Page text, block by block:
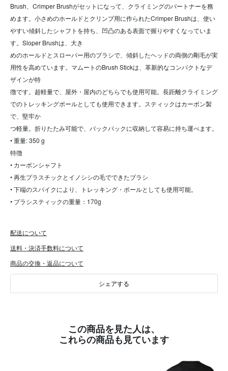
Brush、Crimper Brushがセットになって、クライミングのパートナーを務
めます。小さめのホールドとクリンプ用に作られたCrimper Brushは、使い
やすい傾斜したシャフトを持ち、凹凸のある表面で握りやすくなっていま
す。Sloper Brushは、大き
めのホールドとスローパー用のブラシで、傾斜したヘッドの両側の剛毛が実
用性を高めています。マムートのBrush Stickは、革新的なコンパクトなデ
ザインが特
徴です。超軽量で、屋外・屋内のどちらでも使用可能。長距離クライミング
でのトレッキングポールとしても使用できます。スティックはカーボン製
で、堅牢か
つ軽量。折りたたみ可能で、バックパックに収納して容易に持ち運べます。
• 重量: 350 g
特徴
• カーボンシャフト
• 再生プラスチックとイノシシの毛でできたブラシ
• 下端のスパイクにより、トレッキング・ポールとしても使用可能。
• ブラシスティックの重量：170g
配送について
送料・決済手数料について
商品の交換・返品について
シェアする
この商品を見た人は、
これらの商品も見ています